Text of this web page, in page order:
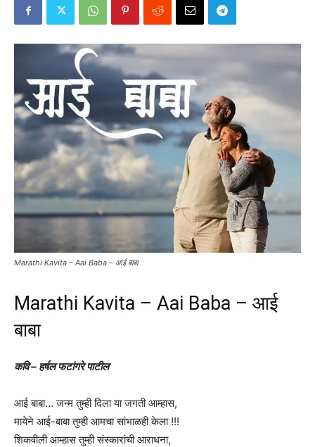
Marathi Kavita – Aai Baba – आई बाबा
Marathi Kavita – Aai Baba – आई
बाबा
कवि – हर्षल फटांगरे पाटील
आई बाबा… जन्म तुम्ही दिला या जगती आम्हास,
मायेने आई-बाबा तुम्ही आमचा सांभाळही केला !!!
शिकवीली आम्हास तुम्ही संस्कारांची आराधना,